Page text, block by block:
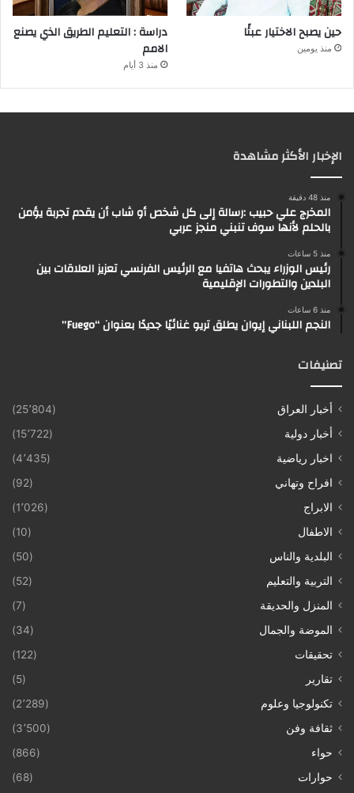
حين يصبح الاختيار عبئًا
منذ يومين
دراسة : التعليم الطريق الذي يصنع
الامم
منذ 3 أيام
الإخبار الأكثر مشاهدة
منذ 48 دقيقة
المخرج علي حبيب :رسالة إلى كل شخص أو شاب أن يقدم تجربة يؤمن
بالحلم لأنها سوف تنبني منجز عربي
منذ 5 ساعات
رئيس الوزراء يبحث هاتفيا مع الرئيس الفرنسي تعزيز العلاقات بين
البلدين والتطورات الإقليمية
منذ 6 ساعات
النجم اللبناني إيوان يطلق تريو غنائيًا جديدًا بعنوان “Fuego”
تصنيفات
أخبار العراق
(25٬804)
أخبار دولية
(15٬722)
اخبار رياضية
(4٬435)
افراح وتهاني
(92)
الابراج
(1٬026)
الاطفال
(10)
البلدية والناس
(50)
التربية والتعليم
(52)
المنزل والحديقة
(7)
الموضة والجمال
(34)
تحقيقات
(122)
تقارير
(5)
تكنولوجيا وعلوم
(2٬289)
ثقافة وفن
(3٬500)
حواء
(866)
حوارات
(68)